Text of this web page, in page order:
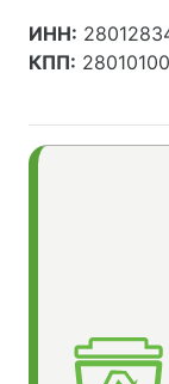
ИНН:
КПП: